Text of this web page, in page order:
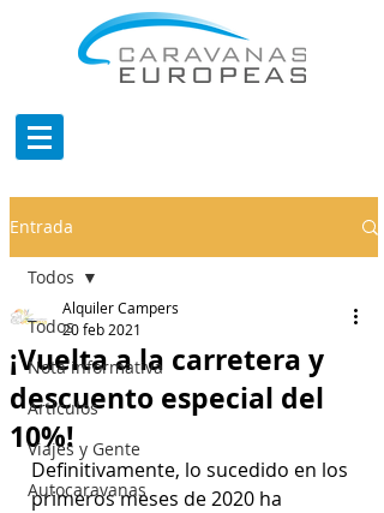
Entrada
Todos
Nota informativa
Artículos
Viajes y Gente
Autocaravanas
Todos
¡Vuelta a la carretera y
descuento especial del
10%!
Alquiler Campers
20 feb 2021
Definitivamente, lo sucedido en los
primeros meses de 2020 ha